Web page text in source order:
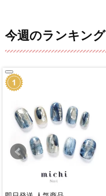
今週のランキング